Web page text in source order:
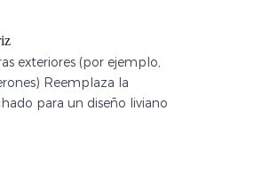
exteriores (por ejemplo,
Reemplaza la
para un diseño liviano